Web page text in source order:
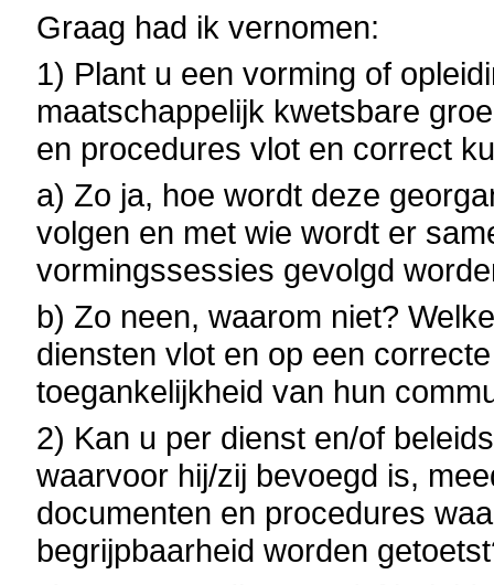
Graag had ik vernomen:
1) Plant u een vorming of
maatschappelijk kwetsbare
en procedures vlot en correct
a) Zo ja, hoe wordt deze
volgen en met wie wordt er
vormingssessies gevolgd
b) Zo neen, waarom niet?
diensten vlot en op een
toegankelijkheid van hun
2) Kan u per dienst en/of
waarvoor hij/zij bevoegd is,
documenten en procedures
begrijpbaarheid worden